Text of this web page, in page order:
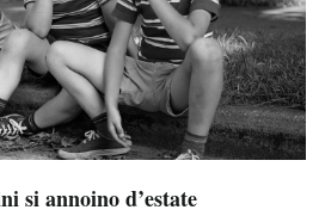
si annoino d’estate